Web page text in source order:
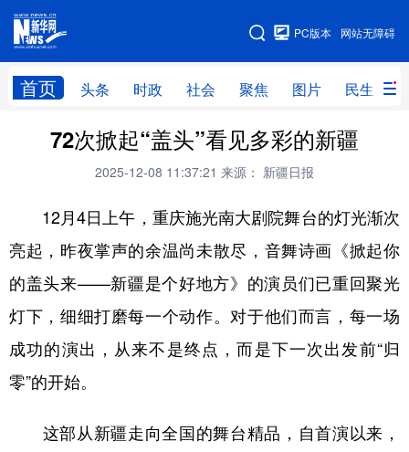
网站无障碍
PC版本
首页 头条 时政 社会 聚焦 图片 民生
网站地图
头条 时政 社会 聚焦
民生 访谈
访惠聚 专题 服务 援疆
云游新疆 云端悦读 云看书画 光影新疆
人事频道 融媒体联播 廉政频道 新华视角看新疆
地方频道
辽宁 吉林 上海 江苏
72次掀起“盖头”看见多彩的新疆
2025-12-08 11:37:21 来源： 新疆日报
12月4日上午，重庆施光南大剧院舞台的灯光渐次
亮起，昨夜掌声的余温尚未散尽，音舞诗画《掀起你
的盖头来——新疆是个好地方》的演员们已重回聚光
灯下，细细打磨每一个动作。对于他们而言，每一场
成功的演出，从来不是终点，而是下一次出发前“归
零”的开始。
这部从新疆走向全国的舞台精品，自首演以来，